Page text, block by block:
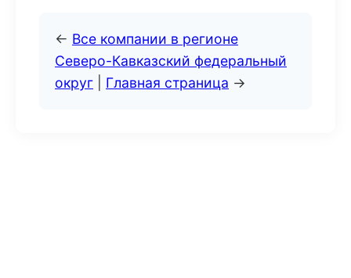
← Все компании в регионе
Северо-Кавказский федеральный
округ
Главная страница →